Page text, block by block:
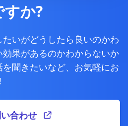
か?
いがどうしたら良いのかわ
果があるのかわからないか
聞きたいなど、お気軽にお
合わせ